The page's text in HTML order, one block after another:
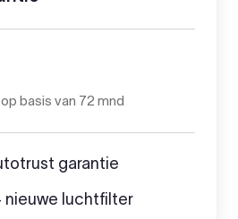
basis van 72 mnd
garantie
nieuwe luchtfilter